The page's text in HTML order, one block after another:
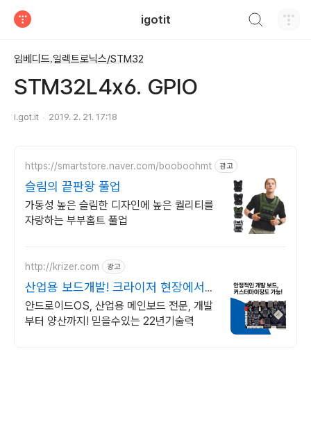
igotit
임베디드.일렉트로닉스/STM32
STM32L4x6. GPIO
i.got.it 2019. 2. 21. 17:18
https://smartstore.naver.com/booboohmt 광고
슬림의 끝판왕 풀업
가동성 높은 슬림한 디자인에 높은 퀄리티를
자랑하는 부부홈트 풀업
http://krizer.com 광고
산업용 보드개발! 크라이저 현장에서
검증된 안정성+신뢰
안드로이드OS, 산업용 메인보드 전문, 개발
부터 양산까지! 믿을수있는 22년기술력